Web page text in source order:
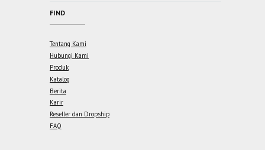
FIND
Tentang Kami
Hubungi Kami
Produk
Katalog
Berita
Karir
Reseller dan Dropship
FAQ